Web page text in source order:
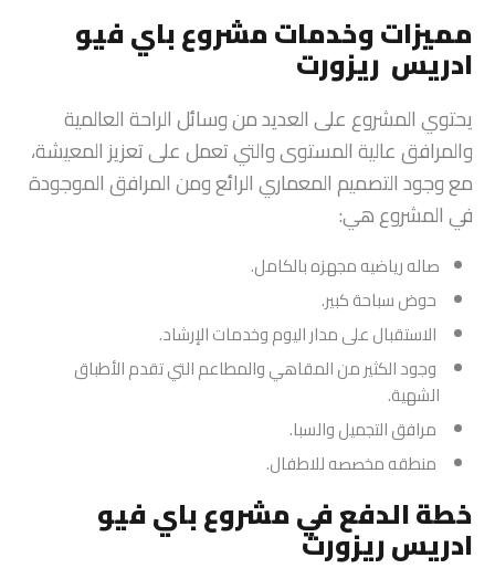
مميزات وخدمات مشروع باي فيو
ادريس ريزورت
يحتوي المشروع على العديد من وسائل الراحة العالمية
والمرافق عالية المستوى والتي تعمل على تعزيز المعيشة،
مع وجود التصميم المعماري الرائع ومن المرافق الموجودة
في المشروع هي:
صاله رياضيه مجهزه بالكامل.
حوض سباحة كبير.
الاستقبال على مدار اليوم وخدمات الإرشاد.
وجود الكثير من المقاهي والمطاعم التي تقدم الأطباق
الشهية.
مرافق التجميل والسبا.
منطقه مخصصه للاطفال.
خطة الدفع في مشروع باي فيو
ادريس ريزورت